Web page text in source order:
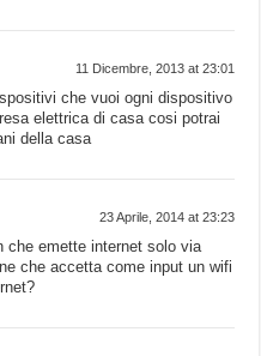
11 Dicembre, 2013 at 23:01
che vuoi ogni dispositivo
elettrica di casa cosi potrai
della casa
23 Aprile, 2014 at 23:23
che emette internet solo via
che accetta come input un wifi